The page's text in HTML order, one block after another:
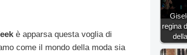
è apparsa questa voglia di
come il mondo della moda sia
regina